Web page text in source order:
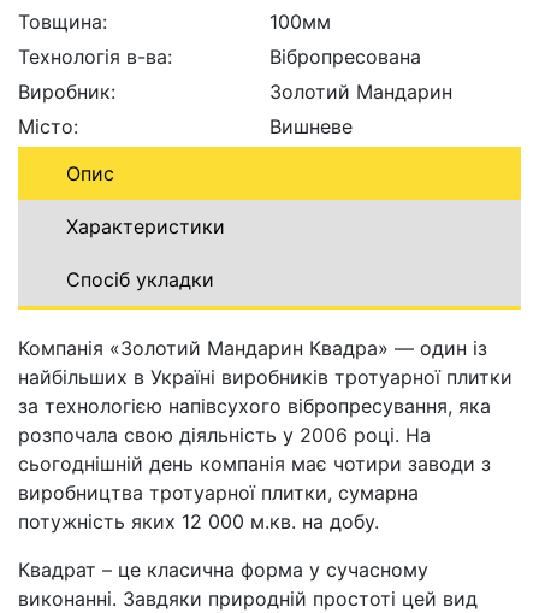
Товщина:
100мм
Технологія в-ва:
Вібропресована
Виробник:
Золотий Мандарин
Місто:
Вишневе
Опис
Характеристики
Спосіб укладки
Компанія «Золотий Мандарин Квадра» — один із
найбільших в Україні виробників тротуарної плитки
за технологією напівсухого вібропресування, яка
розпочала свою діяльність у 2006 році. На
сьогоднішній день компанія має чотири заводи з
виробництва тротуарної плитки, сумарна
потужність яких 12 000 м.кв. на добу.
Квадрат – це класична форма у сучасному
виконанні. Завдяки природній простоті цей вид